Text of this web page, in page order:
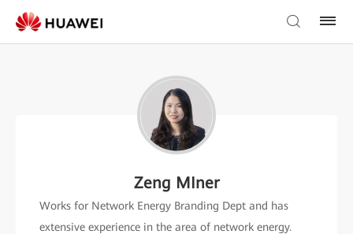
Zeng MIner
Works for Network Energy Branding Dept and has
extensive experience in the area of network energy.